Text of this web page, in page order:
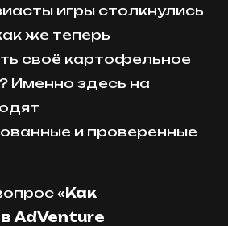
игры столкнулись
же теперь
своё картофельное
Именно здесь на
и проверенные
«Как
AdVenture